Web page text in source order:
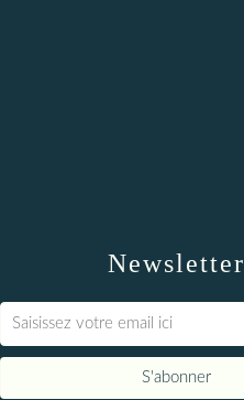
Newsletter